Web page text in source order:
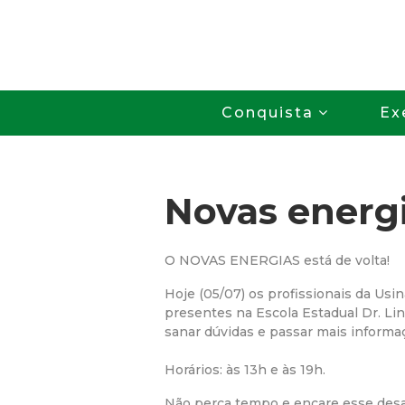
Conquista
Novas
O NOVAS ENERGIAS está de volta!
Hoje (05/07) os profissionais da
presentes na Escola Estadual Dr.
sanar dúvidas e passar mais
Horários: às 13h e às 19h.